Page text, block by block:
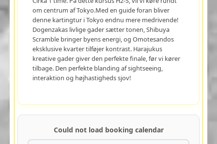
om centrum af Tokyo.Med en guide foran bliver
denne kartingtur i Tokyo endnu mere medrivende!
Dogenzakas livlige gader sætter tonen, Shibuya
Scramble bringer byens energi, og Omotesandos
eksklusive kvarter tilføjer kontrast. Harajukus
kreative gader giver den perfekte finale, før vi kører
tilbage. Den perfekte blanding af sightseeing,
interaktion og højhastigheds sjov!
Could not load booking calendar